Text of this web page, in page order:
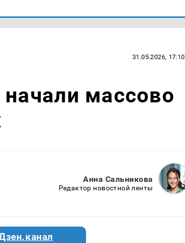
31.05.2026, 17:10
начали массово
Анна Сальникова
Редактор новостной ленты